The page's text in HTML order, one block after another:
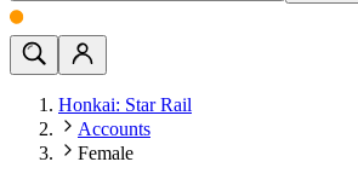
Honkai: Star Rail
Accounts
Female